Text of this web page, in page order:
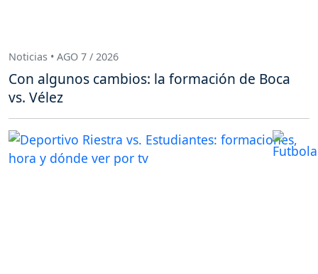
Noticias • AGO 7 / 2026
Con algunos cambios: la formación de Boca
vs. Vélez